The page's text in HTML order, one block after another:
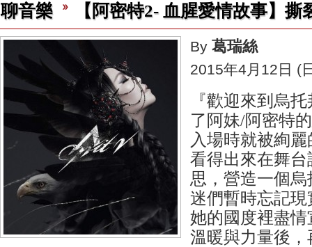
聊音樂 【阿密特2- 血腥愛情故事】撕
By 葛瑞絲
2015年4月12日 (
『歡迎來到烏
了阿妹/阿密特
入場時就被絢
看得出來在舞
思，營造一個
迷們暫時忘記
她的國度裡盡
溫暖與力量後